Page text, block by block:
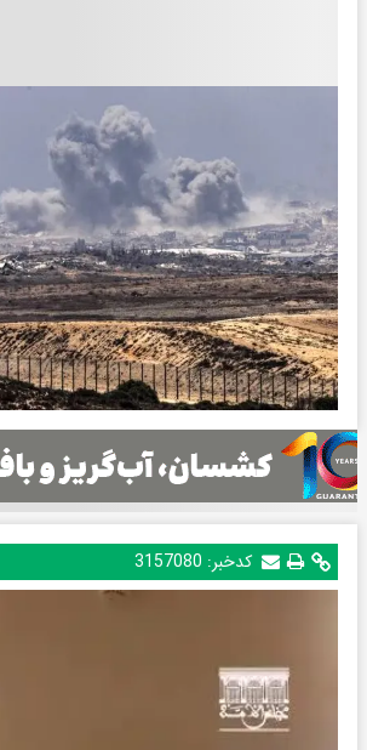
کدخبر: 3157080